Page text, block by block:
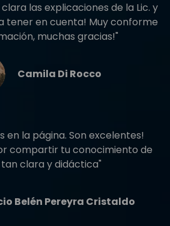
las explicaciones de la Lic. y
tener en cuenta! Muy conforme
muchas gracias!"
Camila Di Rocco
en la página. Son excelentes!
compartir tu conocimiento de
clara y didáctica"
Belén Pereyra Cristaldo